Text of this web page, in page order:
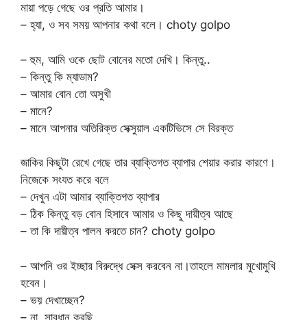
মায়া পড়ে গেছে ওর প্রতি আমার।
– হ্যা, ও সব সময় আপনার কথা বলে। choty golpo
– হুম, আমি ওকে ছোট বোনের মতো দেখি। কিন্তু..
– কিন্তু কি ম্যাডাম?
– আমার বোন তো অসুখী
– মানে?
– মানে আপনার অতিরিক্ত সেক্সুয়াল একটিভিসে সে বিরক্ত
জাকির কিছুটা রেখে গেছে তার ব্যাক্তিগত ব্যাপার শেয়ার করার কারণে।
নিজেকে সংযত করে বলে
– দেখুন এটা আমার ব্যাক্তিগত ব্যাপার
– ঠিক কিন্তু বড় বোন হিসাবে আমার ও কিছু দায়ীত্ব আছে
– তা কি দায়ীত্ব পালন করতে চান? choty golpo
– আপনি ওর ইচ্ছার বিরুদ্ধে সেক্স করবেন না।তাহলে মামলার মুখোমুখি
হবেন।
– ভয় দেখাচ্ছেন?
– না, সাবধান করছি